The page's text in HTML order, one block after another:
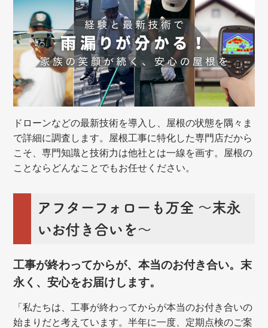
ドローンなどの最新技術を導入し、屋根の状態を隅々ま
で詳細に調査します。屋根工事に特化した専門店だから
こそ、専門知識と技術力は他社とは一線を画す。屋根の
ことならどんなことでもお任せください。
アフターフォローも万全 ～末永
いお付き合いを～
工事が終わってからが、本当のお付き合い。末
永く、安心をお届けします。
「私たちは、工事が終わってからが本当のお付き合いの
始まりだと考えています。半年に一度、定期点検のご案